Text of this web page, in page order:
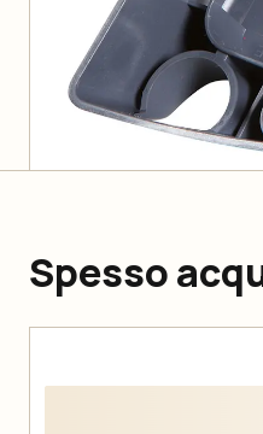
Spesso